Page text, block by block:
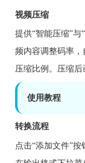
视频压缩
提供“智能压缩”
频内容调整码率
压缩比例。压缩后
使用教程
转换流程
点击“添加文件”按